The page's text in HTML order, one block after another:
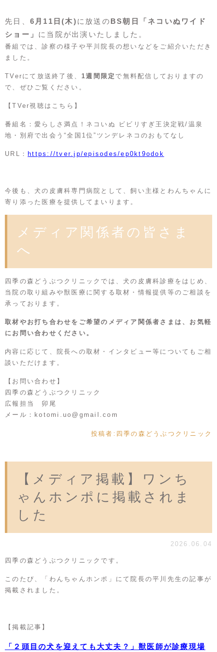
先日、 6月11日(木)に放送のBS朝日「ネコいぬワイド
ショー」 に当院が出演いたしました。
番組では、診察の様子や平川院長の想いなどをご紹介いただき
ました。
TVerにて放送終了後、 1週間限定 で無料配信しておりますの
で、ぜひご覧ください。
【TVer視聴はこちら】
番組名：愛らしさ満点！ネコいぬ ビビリすぎ王決定戦/温泉
地・別府で出会う“全国1位”ツンデレネコのおもてなし
URL： https://tver.jp/episodes/ep0kt9odok
今後も、犬の皮膚科専門病院として、飼い主様とわんちゃんに
寄り添った医療を提供してまいります。
メディア関係者の皆さま
へ
四季の森どうぶつクリニックでは、犬の皮膚科診療をはじめ、
当院の取り組みや獣医療に関する取材・情報提供等のご相談を
承っております。
取材やお打ち合わせをご希望のメディア関係者さまは、お気軽
にお問い合わせください。
内容に応じて、院長への取材・インタビュー等についてもご相
談いただけます。
【お問い合わせ】
四季の森どうぶつクリニック
広報担当 卯尾
メール： kotomi.uo@gmail.com
投稿者: 四季の森どうぶつクリニック
【メディア掲載】ワンち
ゃんホンポに掲載されま
した
2026.06.04
四季の森どうぶつクリニックです。
このたび、「わんちゃんホンポ」にて院長の平川先生の記事が
掲載されました。
【掲載記事】
「２頭目の犬を迎えても大丈夫？」獣医師が診療現場